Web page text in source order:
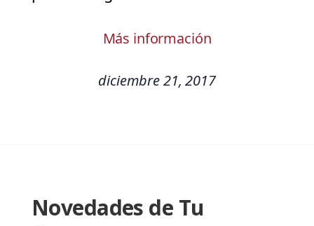
Más información
diciembre 21, 2017
Novedades de Tu